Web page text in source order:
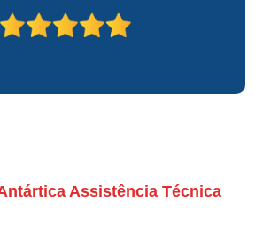
Assistência Técnica